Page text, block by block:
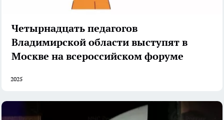
Четырнадцать педагогов
Владимирской области выступят в
Москве на всероссийском форуме
2025